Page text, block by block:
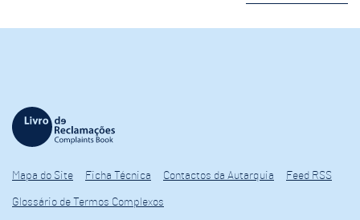
Mapa do Site Ficha Técnica Contactos da Autarquia Feed RSS
Glossário de Termos Complexos